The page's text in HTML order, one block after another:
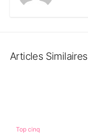
Articles Similaires
Top cinq